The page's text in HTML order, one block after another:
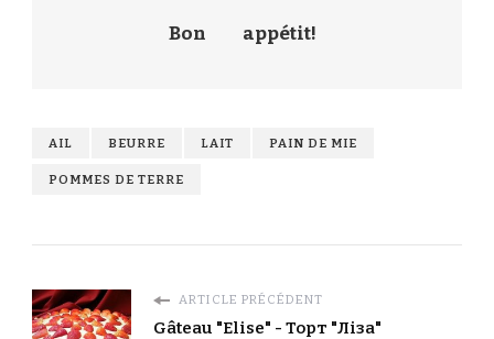
Bon appétit!
AIL BEURRE LAIT PAIN DE MIE
POMMES DE TERRE
ARTICLE PRÉCÉDENT
Gâteau "Elise" - Торт "Ліза"